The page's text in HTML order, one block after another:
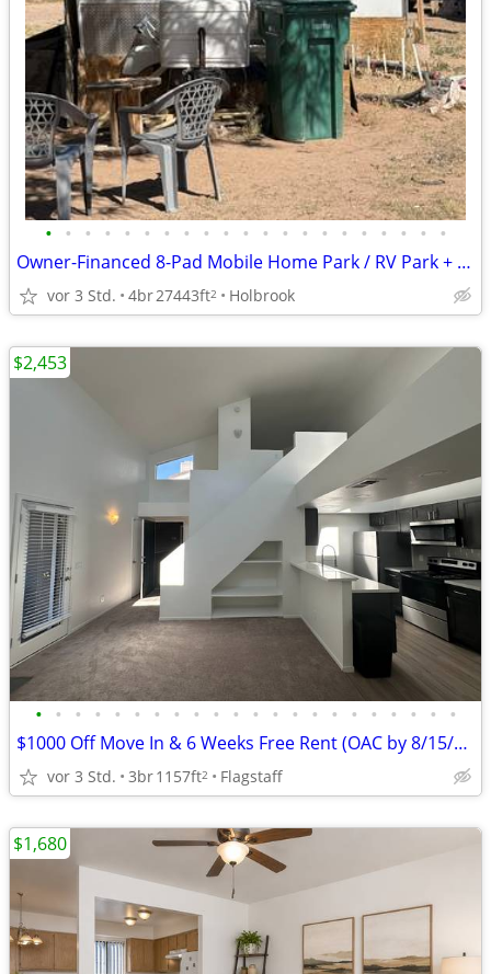
• • • • • • • • • • • • • • • • • • • • •
Owner-Financed 8-Pad Mobile Home Park / RV Park + Warehouse
vor 3 Std. 4br27443ft2 Holbrook
• • • • • • • • • • • • • • • • • • • • • •
$1000 Off Move In & 6 Weeks Free Rent (OAC by 8/15/26) @ Woodcrest!!!
vor 3 Std. 3br1157ft2 Flagstaff
$2,453
$1,680